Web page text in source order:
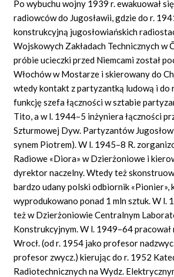
Po wybuchu wojny 1939 r. ewakuował
radiowców do Jugosławii, gdzie do r.
konstrukcyjną jugosłowiańskich
Wojskowych Zakładach Technicznych w
próbie ucieczki przed Niemcami został
Włochów w Mostarze i skierowany do
wtedy kontakt z partyzantką ludową i do
funkcję szefa łączności w sztabie
Tito, a w l. 1944–5 inżyniera łączności
Szturmowej Dyw. Partyzantów
synem Piotrem). W l. 1945–8 R.
Radiowe «Diora»w Dzierżoniowe i
dyrektor naczelny. Wtedy też
bardzo udany polski odbiornik «Pionier»,
wyprodukowano ponad 1 mln sztuk. W l.
też w Dzierżoniowie Centralnym
Konstrukcyjnym. W l. 1949–64 pracował
Wrocł. (od r. 1954 jako profesor
profesor zwycz.) kierując do r. 1952
Radiotechnicznych na Wydz.